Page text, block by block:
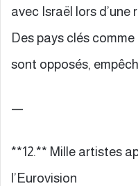
avec Israël lors d’une
Des pays clés comme
sont opposés,
—
**12.** Mille artistes
l’Eurovision